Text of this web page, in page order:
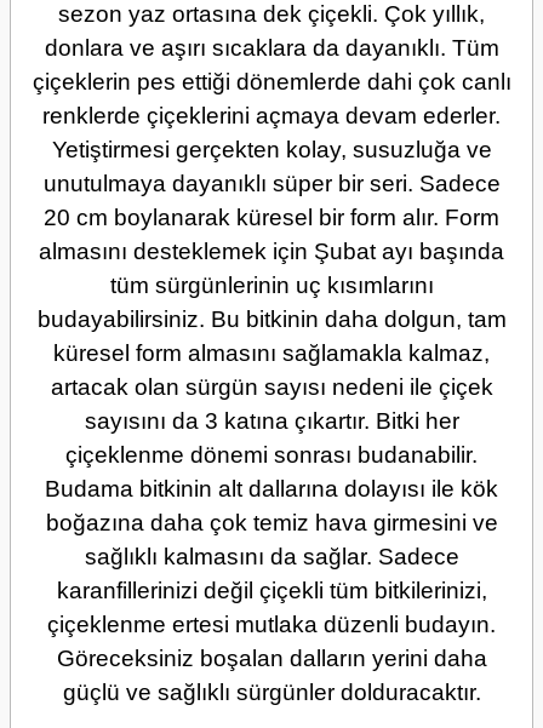
sezon yaz ortasına dek çiçekli. Çok yıllık,
donlara ve aşırı sıcaklara da dayanıklı. Tüm
çiçeklerin pes ettiği dönemlerde dahi çok canlı
renklerde çiçeklerini açmaya devam ederler.
Yetiştirmesi gerçekten kolay, susuzluğa ve
unutulmaya dayanıklı süper bir seri. Sadece
20 cm boylanarak küresel bir form alır. Form
almasını desteklemek için Şubat ayı başında
tüm sürgünlerinin uç kısımlarını
budayabilirsiniz. Bu bitkinin daha dolgun, tam
küresel form almasını sağlamakla kalmaz,
artacak olan sürgün sayısı nedeni ile çiçek
sayısını da 3 katına çıkartır. Bitki her
çiçeklenme dönemi sonrası budanabilir.
Budama bitkinin alt dallarına dolayısı ile kök
boğazına daha çok temiz hava girmesini ve
sağlıklı kalmasını da sağlar. Sadece
karanfillerinizi değil çiçekli tüm bitkilerinizi,
çiçeklenme ertesi mutlaka düzenli budayın.
Göreceksiniz boşalan dalların yerini daha
güçlü ve sağlıklı sürgünler dolduracaktır.